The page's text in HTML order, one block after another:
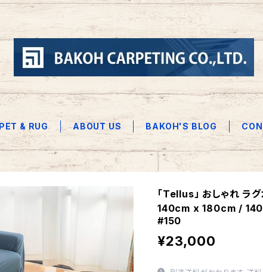
& RUG ABOUT US BAKOH'S BLOG
「Tellus」 おしゃれ ラ
140cm x 180cm /
#150
¥23,000